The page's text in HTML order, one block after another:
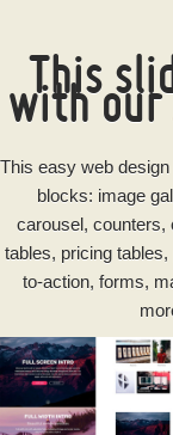
This
with our
This easy web
blocks: image
carousel, counters,
tables, pricing
to-action, forms,